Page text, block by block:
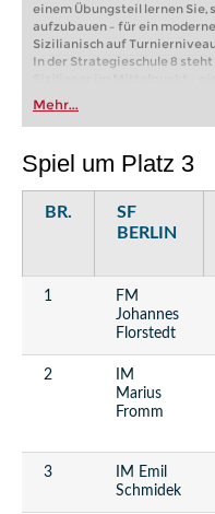
einem Übungsteil lernen Sie,
aufzubauen – für ein
Sizilianisch auf
In der Strategieschule 8
und dynamischsten
Schach. Statt Varianten bis
auswendig zu lernen,
spielen, die
taktische Schlagkraft zu
Theorie zu reproduzieren.
Mehr...
Spiel um Platz 3
BR.
SF
BERLIN
1
FM
Johannes
Florstedt
2
IM
Marius
Fromm
3
IM Emil
Schmidek